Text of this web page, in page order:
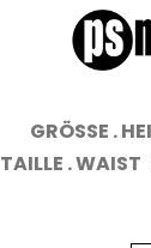
GRÖSSE .
TAILLE . WAIST